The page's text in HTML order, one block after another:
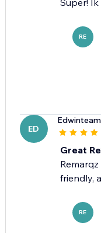
Super!
RE
ED
Edwinteam
Great
friendly,
RE